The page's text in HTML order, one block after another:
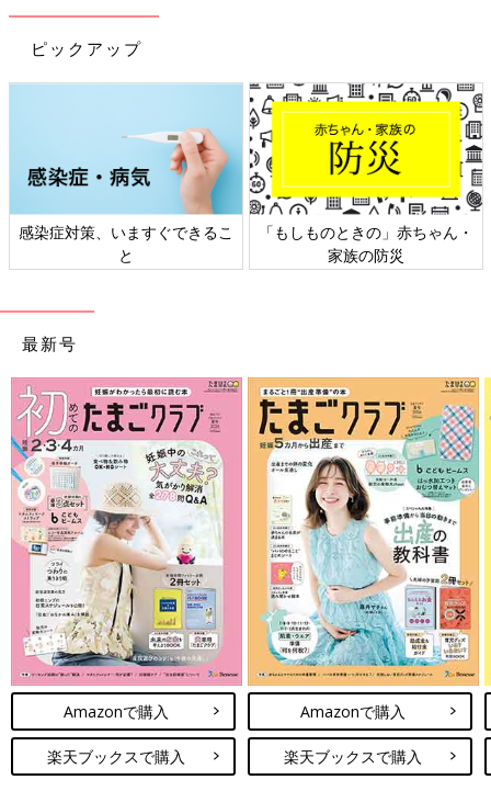
トイレトレーニングっていつ頃始めましたか？
噂によると、早い子で
ね…！早い！！
我が家は同時に3人分。毎日の生活でいっぱいいっぱいだったの
もあり、とてもする気になれず…。のんびり幼稚園までに取れた
らいいかな～と思っていました。
になった4月、そろそろ始めないと！と重い腰
を上げ、トイレトレーニングを始めることを決意！！
実際に始めたのが6月頃でした。
わーん、本当にありがとう～～～！！！
オマルも、使ったほうがいいのでしょうけど、後の処理が3人
分…と考えたら最初からなしでやっちゃおうと独断で決定！
さて、同時3人分トイレトレーニングがスタートです！！
[三つ子まみれな毎日＃71]三つ子とトイ
レの戦い 前半戦！
こんにちは！宮瀬とまとです。 7歳の三つ子の
お母さんをしてます！ 三つ子たちとてんやわん
やな毎日を過ごしております♪ 子どものトイレ
のタイミングって本当に読めないですよね。 子
ども達の言う「今は出ないよ～！大丈夫！」と
いう言葉は全っ然信用できません！（笑） さて
今回は、トイレのタイミングに関しての三つ子
たちとの戦いです！！
「三つ子まみれな毎日」今までのお話はこちら
[宮瀬とまと]
2012年産まれ三つ子のお母さん。
まさかの初妊娠で三つ子！夫は単身赴任でワンオペ！手も足りな
い目も足りないおっぱいも足りない！さあどうしよう！
ピックアップ
感染症対策、いますぐできるこ
と
「もしものときの」赤ちゃん・
家族の防災
最新号
Amazonで購入
楽天ブックスで購入
Amazonで購入
楽天ブックスで購入